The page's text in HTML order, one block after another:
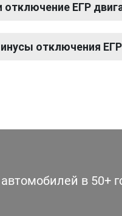
отключение ЕГР
отключения ЕГР
в 50+